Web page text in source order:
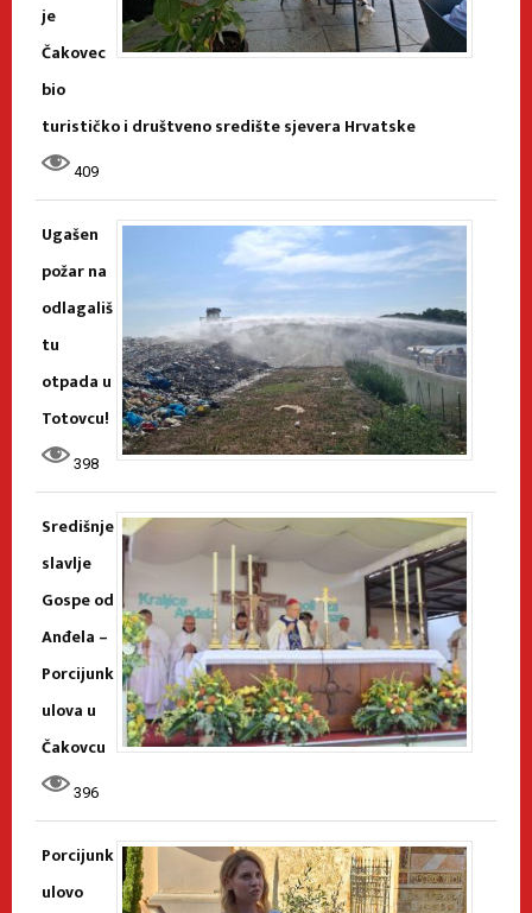
je
Čakovec
bio
turističko i društveno središte sjevera Hrvatske
409
Ugašen
požar na
odlagališ
tu
otpada u
Totovcu!
398
Središnje
slavlje
Gospe od
Anđela –
Porcijunk
ulova u
Čakovcu
396
Porcijunk
ulovo